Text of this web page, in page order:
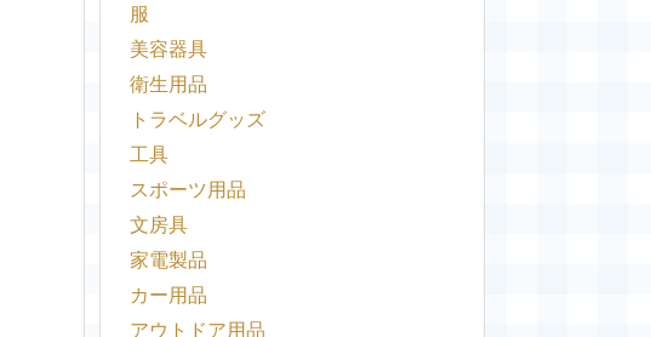
服
美容器具
衛生用品
トラベルグッズ
工具
スポーツ用品
文房具
家電製品
カー用品
アウトドア用品